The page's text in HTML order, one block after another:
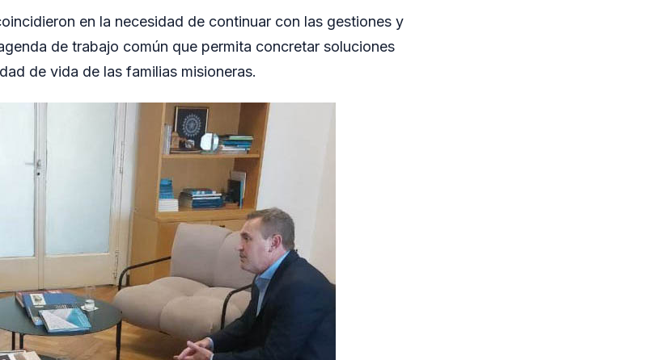
en la necesidad de continuar con las gestiones y
de trabajo común que permita concretar soluciones
de vida de las familias misioneras.